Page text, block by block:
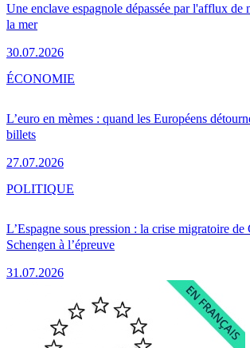
Une enclave espagnole dépassée par l'afflux de
la mer
30.07.2026
L’euro en mèmes : quand les Européens
billets
27.07.2026
ÉCONOMIE
L’Espagne sous pression : la crise migratoire de
Schengen à l’épreuve
31.07.2026
POLITIQUE